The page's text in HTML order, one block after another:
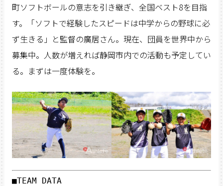
町ソフトボールの意志を引き継ぎ、全国ベスト8を目指
す。「ソフトで経験したスピードは中学からの野球に必
ず生きる」と監督の廣居さん。現在、団員を世界中から
募集中。人数が増えれば静岡市内での活動も予定してい
る。まずは一度体験を。
■TEAM DATA